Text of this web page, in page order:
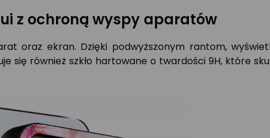
z ochroną wyspy aparatów
oraz ekran. Dzięki podwyższonym rantom,
się również szkło hartowane o twardości 9H, które